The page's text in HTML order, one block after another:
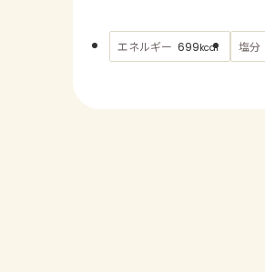
エネルギー 699kcal 塩分